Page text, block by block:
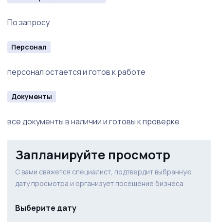
По запросу
Персонал
персонал остается и готов к работе
Документы
все документы в наличии и готовы к проверке
Запланируйте просмотр
С вами свяжется специалист, подтвердит выбранную
дату просмотра и организует посещение бизнеса.
Выберите дату